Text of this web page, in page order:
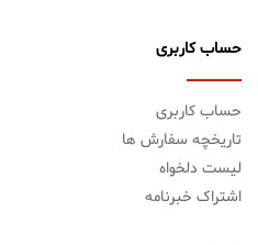
حساب کاربری
حساب کاربری
تاریخچه سفارش ها
لیست دلخواه
اشتراک خبرنامه